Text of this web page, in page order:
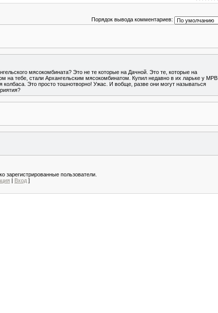
Порядок вывода комментариев:
мясокомбината? Это не те которые на Дачной. Это те, которые на
на тебе, стали Архангельским мясокомбинатом. Купил недавно в их ларьке у МРВ
колбаса. Это просто тошнотворно! Ужас. И вобще, разве они могут называться
зарегистрированные пользователи.
| Вход ]